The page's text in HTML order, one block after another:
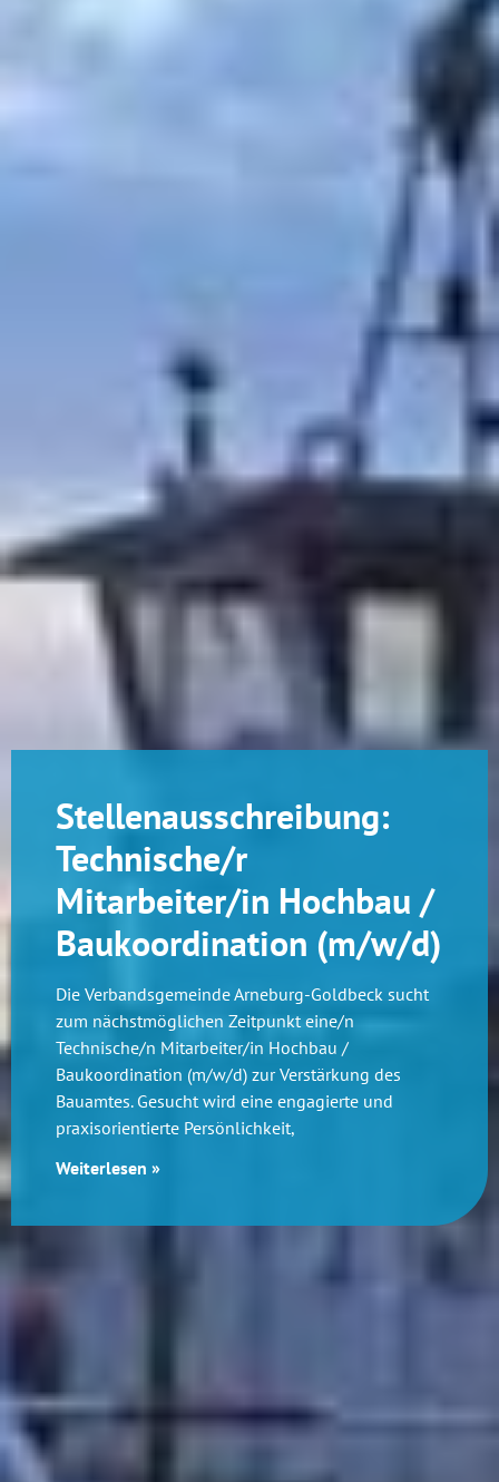
Stellenausschreibung:
Technische/r
Mitarbeiter/in Hochbau /
Baukoordination (m/w/d)
Die Verbandsgemeinde Arneburg-Goldbeck sucht
zum nächstmöglichen Zeitpunkt eine/n
Technische/n Mitarbeiter/in Hochbau /
Baukoordination (m/w/d) zur Verstärkung des
Bauamtes. Gesucht wird eine engagierte und
praxisorientierte Persönlichkeit,
Weiterlesen »